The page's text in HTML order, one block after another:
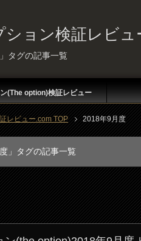
ション検証レビュ
タグの記事一覧
(The option)検証レビュー
レビュー.com TOP 2018年9月度
」タグの記事一覧